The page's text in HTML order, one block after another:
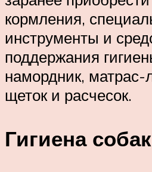
кормления,
инструменты и
поддержания
намордник, матрас-
щеток и расчесок.
Гигиена